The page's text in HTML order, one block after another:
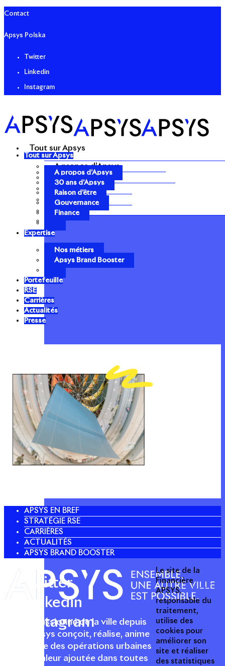
Contact
Apsys Polska
Twitter
Linkedin
Instagram
Tout sur Apsys
A propos d’Apsys
30 ans d’Apsys
Raison d’être
Gouvernance
Finance
Tout sur Apsys
A propos d’Apsys
30 ans d’Apsys
Raison d’être
Gouvernance
Finance
Expertise
Nos métiers
Apsys Brand Booster
Portefeuille
RSE
Carrières
Actualités
Presse
APSYS EN BREF
STRATÉGIE RSE
CARRIÈRES
ACTUALITÉS
APSYS BRAND BOOSTER
Acteur passionné de la ville depuis
1996, Apsys conçoit, réalise, anime
et valorise des opérations urbaines
à forte valeur ajoutée dans toutes
Twitter
Linkedin
Instagram
Le site de la
Financière
APSYS,
responsable du
traitement,
utilise des
cookies pour
améliorer son
site et réaliser
des statistiques